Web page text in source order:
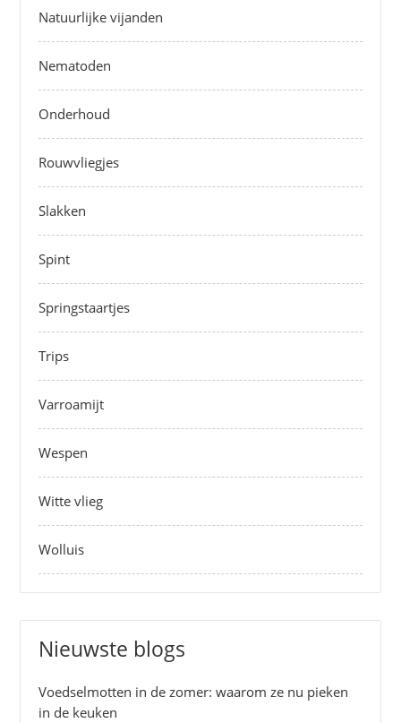
Natuurlijke vijanden
Nematoden
Onderhoud
Rouwvliegjes
Slakken
Spint
Springstaartjes
Trips
Varroamijt
Wespen
Witte vlieg
Wolluis
Nieuwste blogs
Voedselmotten in de zomer: waarom ze nu pieken
in de keuken